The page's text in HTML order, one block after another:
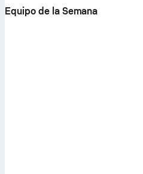
Equipo de la Semana